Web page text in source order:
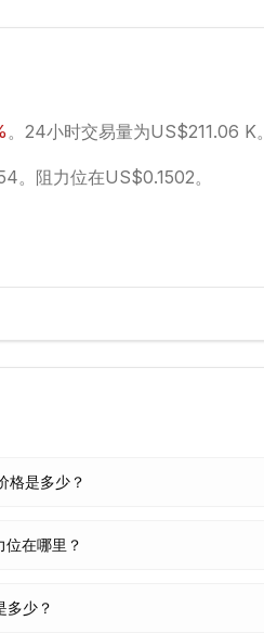
。 24小时交易量为US$211.06 K。
。 阻力位在US$0.1502。
是多少？
在哪里？
少？